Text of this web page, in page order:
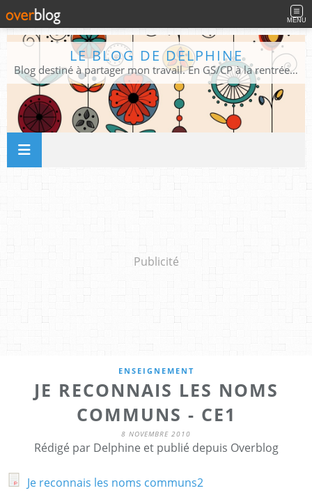
MENU
LE BLOG DE DELPHINE
Blog destiné à partager mon travail. En GS/CP à la rentrée 2026/2027 !
Publicité
ENSEIGNEMENT
JE RECONNAIS LES NOMS
COMMUNS - CE1
8 NOVEMBRE 2010
Rédigé par Delphine et publié depuis Overblog
Je reconnais les noms communs2